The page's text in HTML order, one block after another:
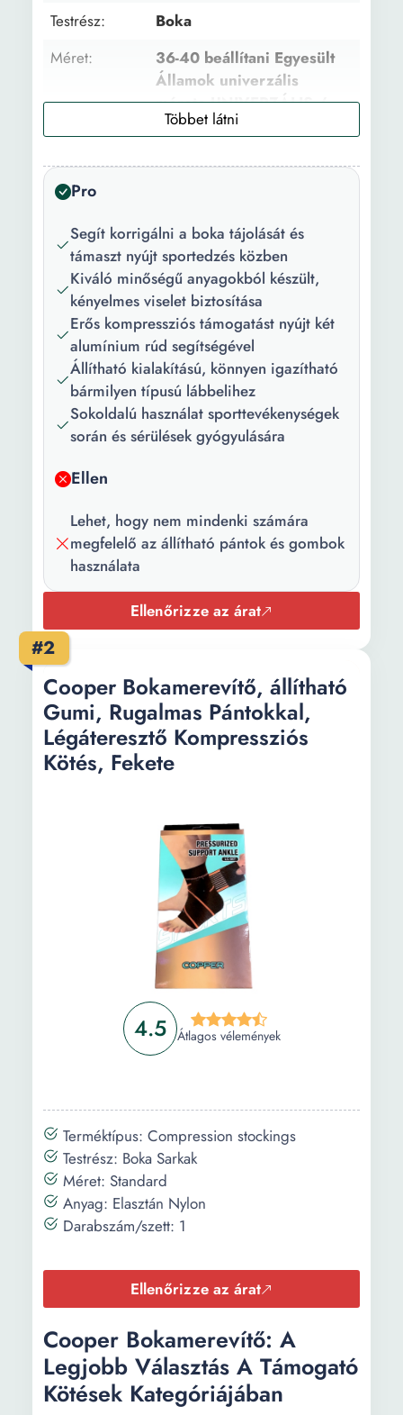
Testrész:
Boka
Méret:
36-40 beállítani Egyesült
Államok univerzális
mérete UNIVERZÁLIS /
ÁLLÍTHATÓ
Anyag:
Textil
Töltőanyag:
Alumínium sínek
Darabszám/szett: 5
Hosszúság:
14 cm
Szín:
Fekete Szürke
Pro
Segít korrigálni a boka tájolását és
támaszt nyújt sportedzés közben
Kiváló minőségű anyagokból készült,
kényelmes viselet biztosítása
Erős kompressziós támogatást nyújt két
alumínium rúd segítségével
Állítható kialakítású, könnyen igazítható
bármilyen típusú lábbelihez
Sokoldalú használat sporttevékenységek
során és sérülések gyógyulására
Ellen
Lehet, hogy nem mindenki számára
megfelelő az állítható pántok és gombok
használata
Ellenőrizze az árat
#2
4.5 Átlagos vélemények
Cooper Bokamerevítő, állítható
Gumi, Rugalmas Pántokkal,
Légáteresztő Kompressziós
Kötés, Fekete
Terméktípus: Compression stockings
Testrész: Boka Sarkak
Méret: Standard
Anyag: Elasztán Nylon
Darabszám/szett: 1
Ellenőrizze az árat
Cooper Bokamerevítő: A
Legjobb Választás A Támogató
Kötések Kategóriájában